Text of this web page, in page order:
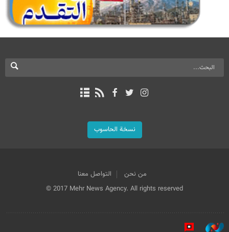
نسخة الحاسوب
من نحن
التواصل معنا
© 2017 Mehr News Agency. All rights reserved